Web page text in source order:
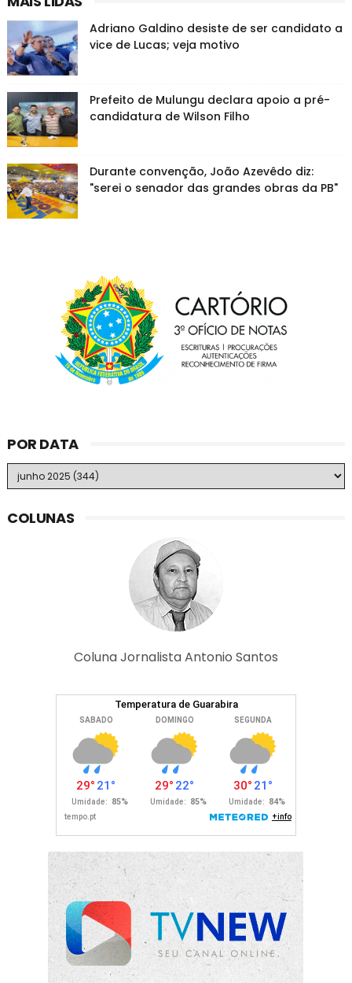
Adriano Galdino desiste de ser candidato a
vice de Lucas; veja motivo
Prefeito de Mulungu declara apoio a pré-
candidatura de Wilson Filho
Durante convenção, João Azevêdo diz:
"serei o senador das grandes obras da PB"
POR DATA
COLUNAS
Coluna Jornalista Antonio Santos